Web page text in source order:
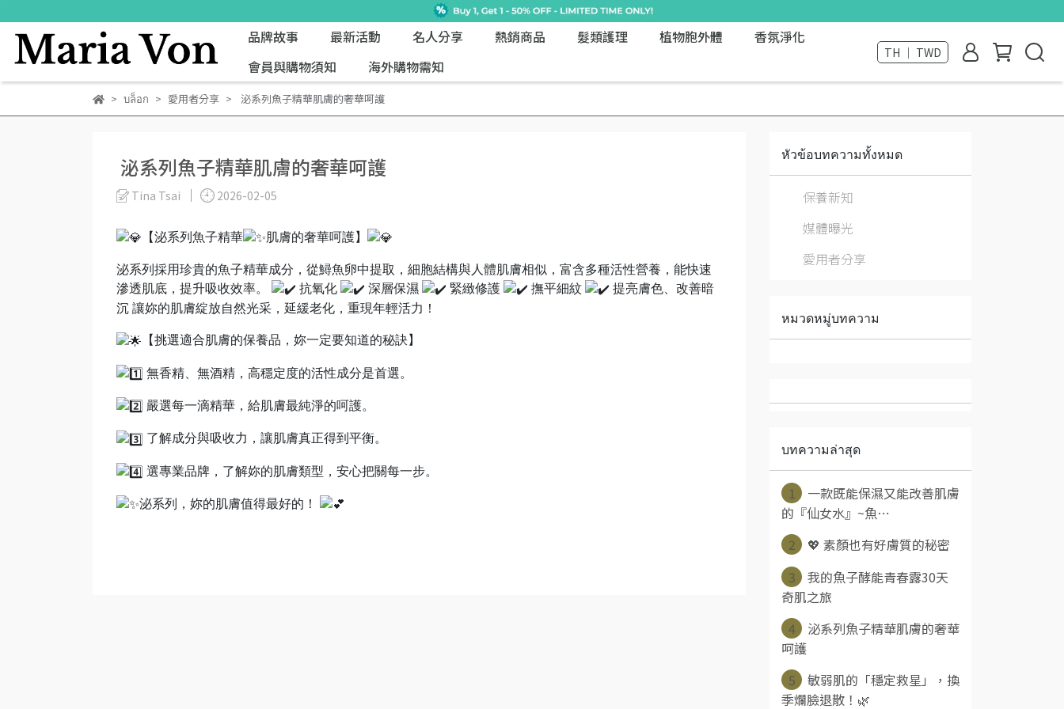
品牌故事 最新活動 名人分享 熱銷商品 髮類護理 植物胞外體
香氛淨化
會員與購物須知
海外購物需知
TH ｜ TWD
บล็อก 愛用者分享 ​ 泌系列魚子精華肌膚的奢華呵護 ​
​ 泌系列魚子精華肌膚的奢華呵護 ​
Tina Tsai 2026-02-05
【泌系列魚子精華 肌膚的奢華呵護】
泌系列採用珍貴的魚子精華成分，從鱘魚卵中提取，細胞結構與人體肌膚相似，富含多種活性營養，能快速
滲透肌底，提升吸收效率。
抗氧化 深層保濕 緊緻修護 撫平細紋
提亮膚色、改善暗
沉 讓妳的肌膚綻放自然光采，延緩老化，重現年輕活力！
【挑選適合肌膚的保養品，妳一定要知道的秘訣】
無香精、無酒精，高穩定度的活性成分是首選。
嚴選每一滴精華，給肌膚最純淨的呵護。
了解成分與吸收力，讓肌膚真正得到平衡。
選專業品牌，了解妳的肌膚類型，安心把關每一步。
泌系列，妳的肌膚值得最好的！
หัวข้อบทความทั้งหมด
保養新知
媒體曝光
愛用者分享
หมวดหมู่บทความ
บทความล่าสุด
1
一款既能保濕又能改善肌膚
的『仙女水』~魚⋯
2
💖 素顏也有好膚質的秘密
3
我的魚子酵能青春露30天
奇肌之旅
4
​ 泌系列魚子精華肌膚的奢華
呵護 ​
5
敏弱肌的「穩定救星」，換
季爛臉退散！🌿